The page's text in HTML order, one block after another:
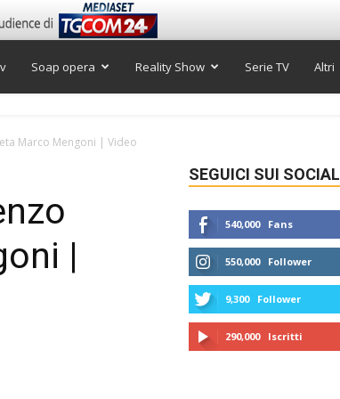
Soap opera Reality Show Serie TV Altri
Marco Mengoni | Video
|
SEGUICI SUI SOCIAL
540,000 Fans
550,000 Follower
9,300 Follower
290,000 Iscritti